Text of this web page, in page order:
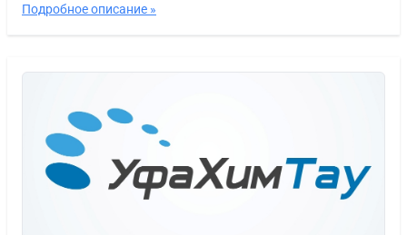
Подробное описание »